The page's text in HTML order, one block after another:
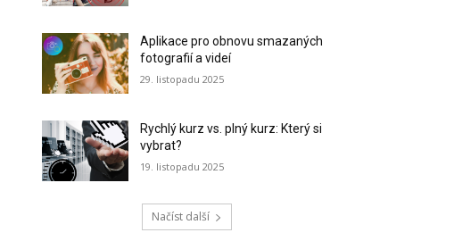
Aplikace pro obnovu smazaných
fotografií a videí
29. listopadu 2025
Rychlý kurz vs. plný kurz: Který si
vybrat?
19. listopadu 2025
Načíst další